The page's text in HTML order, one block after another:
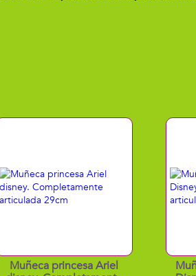
Muñeca princesa Ariel